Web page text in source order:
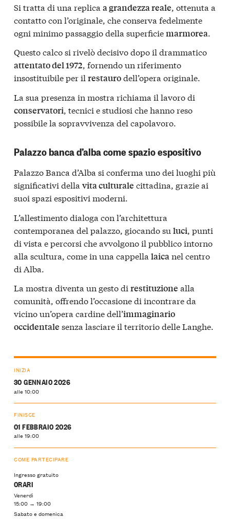
Si tratta di una replica a grandezza reale, ottenuta a
contatto con l’originale, che conserva fedelmente
ogni minimo passaggio della superficiemarmorea.
Questo calco si rivelò decisivo dopo il drammatico
attentato del 1972, fornendo un riferimento
insostituibile per il restaurodell’opera originale.
La sua presenza in mostra richiama il lavoro di
conservatori, tecnici e studiosi che hanno reso
possibile la sopravvivenza del capolavoro.
Palazzo banca d’alba come spazio espositivo
Palazzo Banca d’Alba si conferma uno dei luoghi più
significativi della vita culturale cittadina, grazie ai
suoi spazi espositivi moderni.
L’allestimento dialoga con l’architettura
contemporanea del palazzo, giocando su luci, punti
di vista e percorsi che avvolgono il pubblico intorno
alla scultura, come in una cappella laicanel centro
di Alba.
La mostra diventa un gesto di restituzione alla
comunità, offrendo l’occasione di incontrare da
vicino un’opera cardine dell’immaginario
occidentale senza lasciare il territorio delle Langhe.
INIZIA
30 GENNAIO 2026
alle 10:00
FINISCE
01 FEBBRAIO 2026
alle 19:00
COME PARTECIPARE
Ingresso gratuito
ORARI
Venerdì
15:00 → 19:00
Sabato e domenica